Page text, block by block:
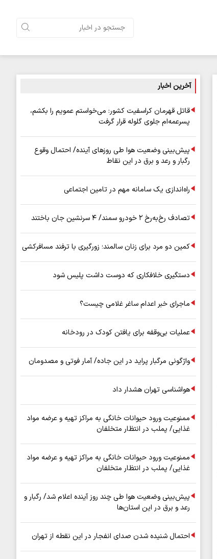
آخرین اخبار
قاتل قهرمان کراسفیت کشور: می‌خواستم عمویم را بکشم،
پسرعمه‌ام جلوی گلوله قرار گرفت
پیش‌بینی وضعیت هوا طی روزهای آینده/ احتمال وقوع
رگبار و رعد و برق در این نقاط
راه‌اندازی یک سامانه مهم در تامین اجتماعی
تصادف رخ‌به‌رخ ۲ خودرو سمند/ ۴ سرنشین جان باختند
کمین دو مرد برای زنان سالمند؛ زورگیری با ترفند مسافرکشی
دستگیری خلافکاری که دوست داشت پلیس شود
ماجرای خبر اعدام ساغر غلامی چیست؟
عملیات بی‌وقفه برای یافتن کودک در رودخانه
واژگونی مرگبار پراید در این جاده/ آمار فوتی و مصدومان
هواشناسی تهران هشدار داد
ممنوعیت ورود حیوانات خانگی به مراکز تهیه و عرضه مواد
غذایی/ پملب در انتظار متخلفان
ممنوعیت ورود حیوانات خانگی به مراکز تهیه و عرضه مواد
غذایی/ پملب در انتظار متخلفان
پیش‌بینی وضعیت هوا طی چند روز آینده اعلام شد/ رگبار و
رعد و برق در این استان‌ها
احتمال شنیده شدن صدای انفجار در این نقطه از تهران